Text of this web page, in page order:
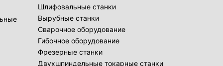
Шлифовальные станки
Вырубные станки
Сварочное оборудование
Гибочное оборудование
Фрезерные станки
Двухшпиндельные токарные станки